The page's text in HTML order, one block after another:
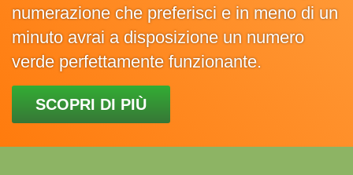
numerazione che preferisci e in meno di un
minuto avrai a disposizione un numero
verde perfettamente funzionante.
SCOPRI DI PIÙ